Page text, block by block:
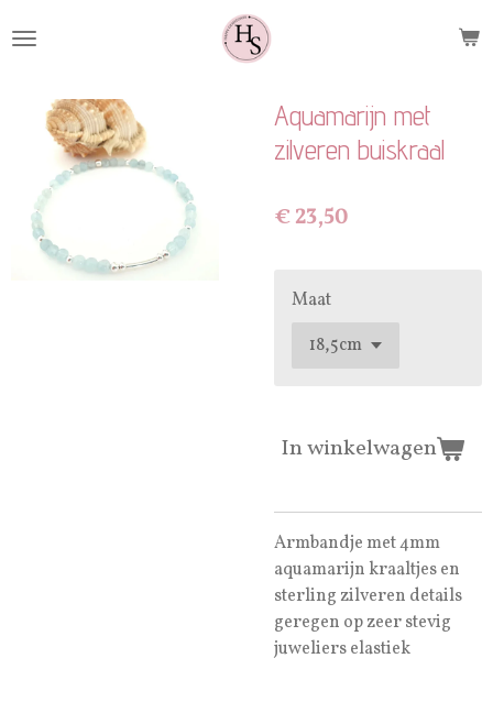
direct
hoofdinhoud
Aquamarijn met
zilveren buiskraal
€ 23,50
Maat
In winkelwagen
Armbandje met 4mm
aquamarijn kraaltjes en
sterling zilveren details
geregen op zeer stevig
juweliers elastiek